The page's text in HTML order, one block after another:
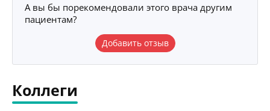
А вы бы порекомендовали этого врача другим
пациентам?
Добавить отзыв
Коллеги